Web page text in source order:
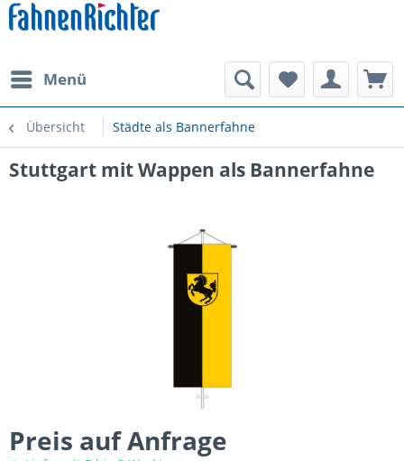
Menü
Übersicht Städte als Bannerfahne
Stuttgart mit Wappen als Bannerfahne
Preis auf Anfrage